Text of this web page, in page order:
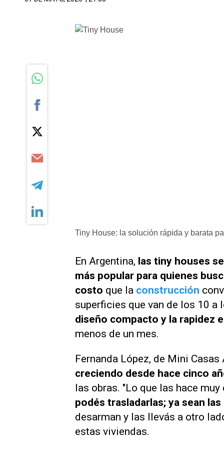
Tiny House: la solución rápida y barata
En Argentina, las tiny houses
más popular para quienes
costo que la construcción
superficies que van de los 10 a
diseño compacto y la rapidez
menos de un mes.
Fernanda López, de Mini
creciendo desde hace cinco
las obras. "Lo que las hace
podés trasladarlas; ya sean
desarman y las llevás a otro
estas viviendas.